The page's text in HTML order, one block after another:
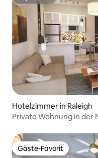
Hotelzimmer in Raleigh
Private Wohnung in der
Gäste-Favorit
Gäste-Favorit